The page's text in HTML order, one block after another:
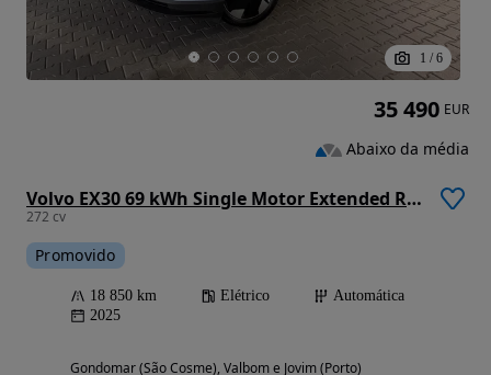
1 / 6
Volvo EX30 69 kWh Single Motor Extended Range Plus
272 cv
Promovido
18 850 km Elétrico
Automática
2025
Gondomar (São Cosme), Valbom e Jovim (Porto)
35 490 EUR
Abaixo da média